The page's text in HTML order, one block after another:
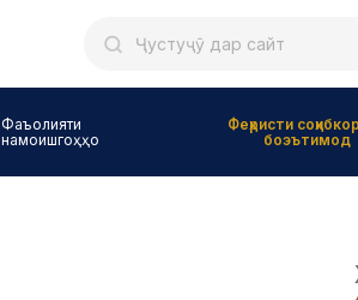
Фаъолияти
намоишгоҳҳо
Феҳристи
боэътимод